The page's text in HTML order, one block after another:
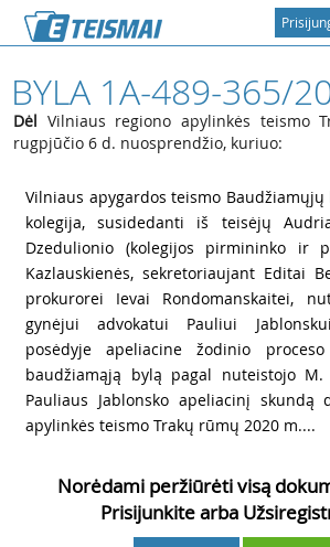
BYLA 1A-489-365/
Dėl Vilniaus regiono apylinkės teismo
rugpjūčio 6 d. nuosprendžio, kuriuo:
Vilniaus apygardos teismo
kolegija, susidedanti iš teisėjų
Dzedulionio (kolegijos pirmininko ir
Kazlauskienės, sekretoriaujant Editai
prokurorei Ievai Rondomanskaitei,
gynėjui advokatui Pauliui
posėdyje apeliacine žodinio
baudžiamąją bylą pagal nuteistojo M.
Pauliaus Jablonsko apeliacinį skundą
apylinkės teismo Trakų rūmų 2020 m....
Norėdami peržiūrėti visą
Prisijunkite arba